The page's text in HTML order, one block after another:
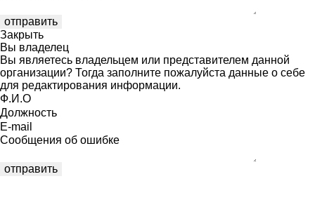
Закрыть
Вы владелец
Вы являетесь владельцем или представителем данной
организации? Тогда заполните пожалуйста данные о себе
для редактирования информации.
Ф.И.О
Должность
E-mail
Сообщения об ошибке